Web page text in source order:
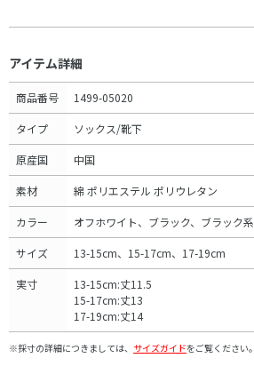
アイテム詳細
商品番号 1499-05020
タイプ ソックス/靴下
原産国 中国
素材 綿 ポリエステル ポリウレタン
カラー オフホワイト、ブラック、ブラック系
サイズ 13-15cm、15-17cm、17-19cm
実寸
13-15cm:丈11.5
15-17cm:丈13
17-19cm:丈14
※採寸の詳細につきましては、 サイズガイドをご覧ください。